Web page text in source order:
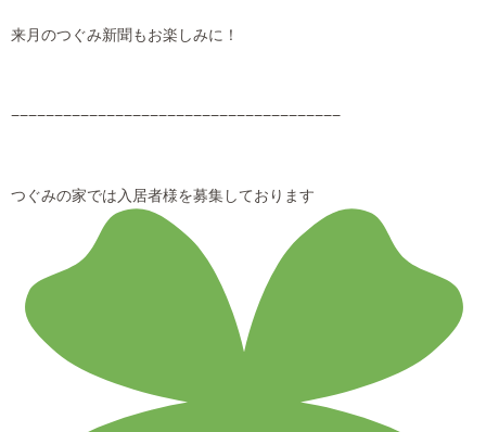
来月のつぐみ新聞もお楽しみに！
−−−−−−−−−−−−−−−−−−−−−−−−−−−−−−−−−−−−−−
つぐみの家では入居者様を募集しております